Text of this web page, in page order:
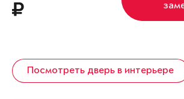
Посмотреть дверь в интерьере